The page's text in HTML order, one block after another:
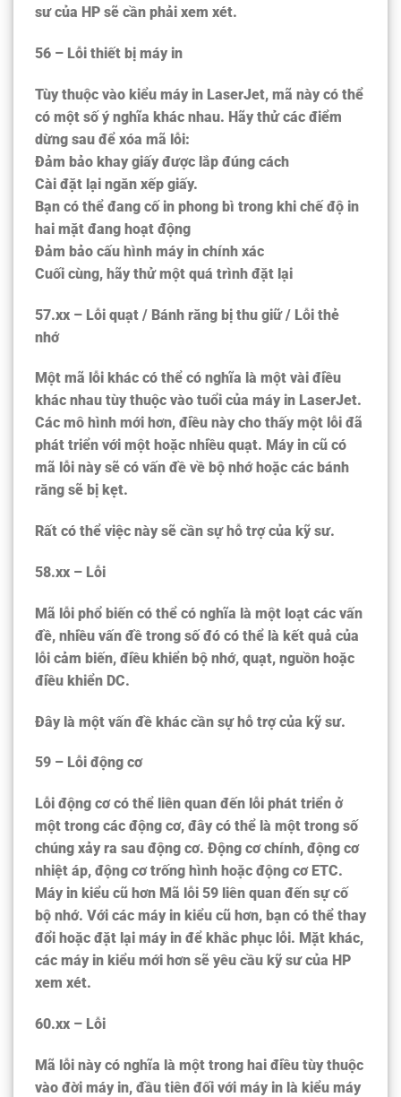
sư của HP sẽ cần phải xem xét.
56 – Lỗi thiết bị máy in
Tùy thuộc vào kiểu máy in LaserJet, mã này có thể
có một số ý nghĩa khác nhau. Hãy thử các điểm
dừng sau để xóa mã lỗi:
Đảm bảo khay giấy được lắp đúng cách
Cài đặt lại ngăn xếp giấy.
Bạn có thể đang cố in phong bì trong khi chế độ in
hai mặt đang hoạt động
Đảm bảo cấu hình máy in chính xác
Cuối cùng, hãy thử một quá trình đặt lại
57.xx – Lỗi quạt / Bánh răng bị thu giữ / Lỗi thẻ
nhớ
Một mã lỗi khác có thể có nghĩa là một vài điều
khác nhau tùy thuộc vào tuổi của máy in LaserJet.
Các mô hình mới hơn, điều này cho thấy một lỗi đã
phát triển với một hoặc nhiều quạt. Máy in cũ có
mã lỗi này sẽ có vấn đề về bộ nhớ hoặc các bánh
răng sẽ bị kẹt.
Rất có thể việc này sẽ cần sự hỗ trợ của kỹ sư.
58.xx – Lỗi
Mã lỗi phổ biến có thể có nghĩa là một loạt các vấn
đề, nhiều vấn đề trong số đó có thể là kết quả của
lỗi cảm biến, điều khiển bộ nhớ, quạt, nguồn hoặc
điều khiển DC.
Đây là một vấn đề khác cần sự hỗ trợ của kỹ sư.
59 – Lỗi động cơ
Lỗi động cơ có thể liên quan đến lỗi phát triển ở
một trong các động cơ, đây có thể là một trong số
chúng xảy ra sau động cơ. Động cơ chính, động cơ
nhiệt áp, động cơ trống hình hoặc động cơ ETC.
Máy in kiểu cũ hơn Mã lỗi 59 liên quan đến sự cố
bộ nhớ. Với các máy in kiểu cũ hơn, bạn có thể thay
đổi hoặc đặt lại máy in để khắc phục lỗi. Mặt khác,
các máy in kiểu mới hơn sẽ yêu cầu kỹ sư của HP
xem xét.
60.xx – Lỗi
Mã lỗi này có nghĩa là một trong hai điều tùy thuộc
vào đời máy in, đầu tiên đối với máy in là kiểu máy